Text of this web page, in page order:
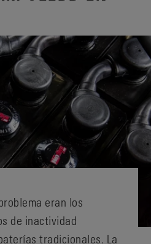
eran los
de inactividad
tradicionales. La